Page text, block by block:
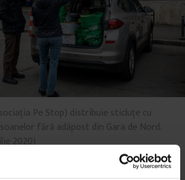
Pe Stop) distribuie sticluțe cu
fără adăpost din Gara de Nord.
2020)